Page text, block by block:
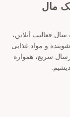
مال
سال فعالیت آنلاین،
و مواد غذایی
سریع، همواره